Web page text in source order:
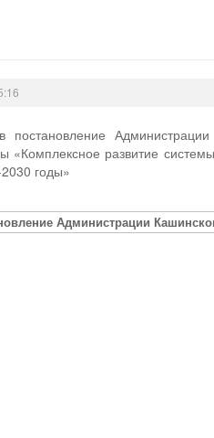
«Комплексное развитие
годы»
Администрации